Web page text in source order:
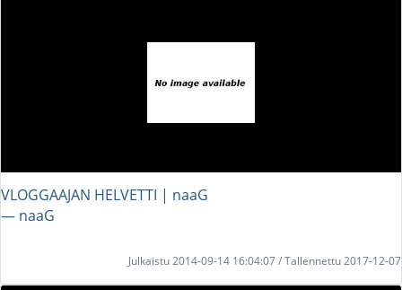
VLOGGAAJAN HELVETTI | naaG
― naaG
Julkaistu 2014-09-14 16:04:07 / Tallennettu 2017-12-07